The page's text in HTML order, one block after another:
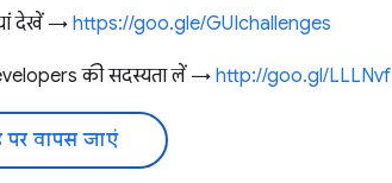
देखें →https://goo.gle/GUIchallenges
की सदस्यता लें →http://goo.gl/LLLNvf
पर वापस जाएं